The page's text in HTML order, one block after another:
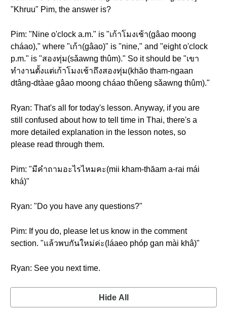
"Khruu" Pim, the answer is?
Pim: "Nine o'clock a.m." is "เก้าโมงเช้า(gâao moong
cháao)," where "เก้า(gâao)" is "nine," and "eight o'clock
p.m." is "สองทุ่ม(sǎawng thûm)." So it should be "เขา
ทำงานตั้งแต่เก้าโมงเช้าถึงสองทุ่ม(khăo tham-ngaan
dtâng-dtàae gâao moong cháao thǔeng sǎawng thûm)."
Ryan: That's all for today's lesson. Anyway, if you are
still confused about how to tell time in Thai, there's a
more detailed explanation in the lesson notes, so
please read through them.
Pim: "มีคำถามอะไรไหมคะ(mii kham-thăam a-rai mái
khá)"
Ryan: "Do you have any questions?"
Pim: If you do, please let us know in the comment
section. "แล้วพบกันใหม่ค่ะ(láaeo phóp gan mài khâ)"
Ryan: See you next time.
Hide All